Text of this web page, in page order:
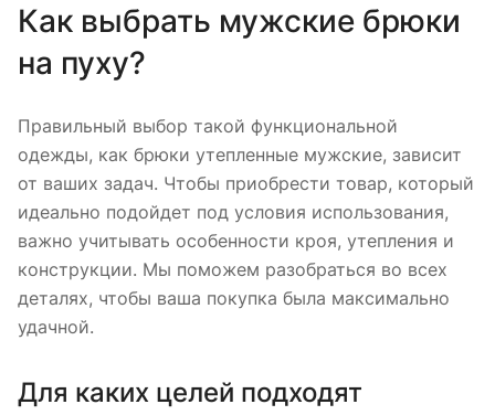
Как выбрать мужские брюки
на пуху?
Правильный выбор такой функциональной
одежды, как брюки утепленные мужские, зависит
от ваших задач. Чтобы приобрести товар, который
идеально подойдет под условия использования,
важно учитывать особенности кроя, утепления и
конструкции. Мы поможем разобраться во всех
деталях, чтобы ваша покупка была максимально
удачной.
Для каких целей подходят